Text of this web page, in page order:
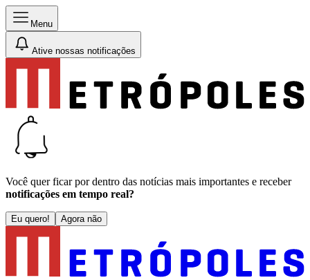
Menu
Ative nossas notificações
Você quer ficar por dentro das notícias mais importantes e receber
notificações em tempo real?
Eu quero! Agora não